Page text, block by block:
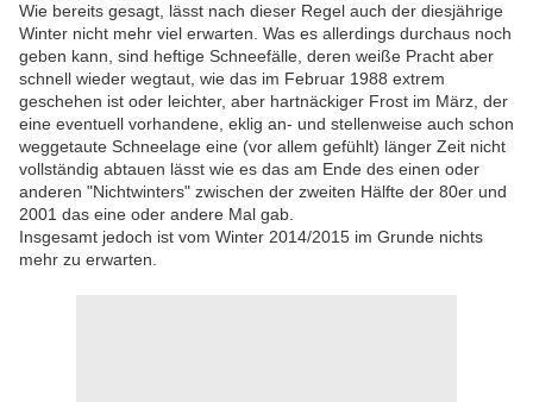
Wie bereits gesagt, lässt nach dieser Regel auch der diesjährige
Winter nicht mehr viel erwarten. Was es allerdings durchaus noch
geben kann, sind heftige Schneefälle, deren weiße Pracht aber
schnell wieder wegtaut, wie das im Februar 1988 extrem
geschehen ist oder leichter, aber hartnäckiger Frost im März, der
eine eventuell vorhandene, eklig an- und stellenweise auch schon
weggetaute Schneelage eine (vor allem gefühlt) länger Zeit nicht
vollständig abtauen lässt wie es das am Ende des einen oder
anderen "Nichtwinters" zwischen der zweiten Hälfte der 80er und
2001 das eine oder andere Mal gab.
Insgesamt jedoch ist vom Winter 2014/2015 im Grunde nichts
mehr zu erwarten.